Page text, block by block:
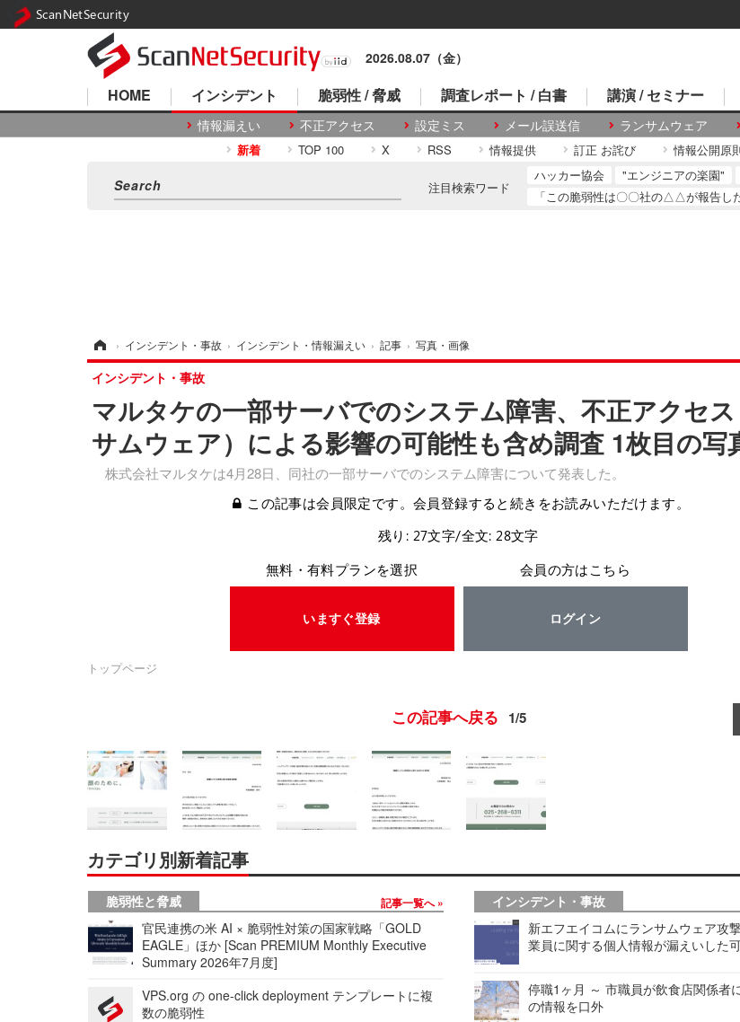
2026.08.07（金）
HOME インシデント
情報漏えい 不正アクセス 設定ミス メール誤送信 ランサムウェア
脆弱性 / 脅威 調査レポート / 白書 講演 / セミナー
新着 TOP 100 X RSS 情報提供 訂正 お詫び 情報公開原
注目検索ワード
ハッカー協会 "エンジニアの楽園"
「この脆弱性は〇〇社の△△が報告し
› インシデント・事故 › インシデント・情報漏えい › 記事 › 写真・画像
マルタケの一部サーバでのシステム障害、不正アクセ
サムウェア）による影響の可能性も含め調査 1枚目の写
株式会社マルタケは4月28日、同社の一部サーバでのシステム障害について発表した。
インシデント・事故
この記事は会員限定です。会員登録すると続きをお読みいただけます。
残り: 27文字/全文: 28文字
無料・有料プランを選択
いますぐ登録
会員の方はこちら
ログイン
トップページ
この記事へ戻る 1/5
カテゴリ別新着記事
脆弱性と脅威 記事一覧へ
官民連携の米 AI × 脆弱性対策の国家戦略「GOLD
EAGLE」ほか [Scan PREMIUM Monthly Executive
Summary 2026年7月度]
VPS.org の one-click deployment テンプレートに複
数の脆弱性
インシデント・事故
新エフエイコムにランサムウェア攻
業員に関する個人情報が漏えいした
停職1ヶ月 ～ 市職員が飲食店関係者
の情報を口外
ScanNetSecurity